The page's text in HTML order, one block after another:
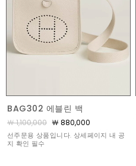
BAG302 에블린 백
￦ 1,100,000 ￦ 880,000
선주문용 상품입니다. 상세페이지 내 공
지 확인 필수